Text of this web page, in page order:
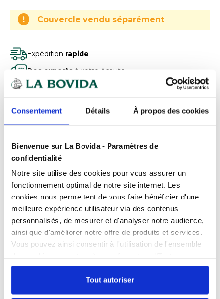
Consentement Détails À propos des cookies
Bienvenue sur La Bovida - Paramètres de
confidentialité
Notre site utilise des cookies pour vous assurer un
fonctionnement optimal de notre site internet. Les
cookies nous permettent de vous faire bénéficier d'une
meilleure expérience utilisateur via des contenus
personnalisés, de mesurer et d'analyser notre audience,
ainsi que d'améliorer notre offre de produits et services.
Vous pouvez ainsi consentir à l'utilisation de l'ensemble
autoriser". Cependant, si vous ne souhaitez autoriser que
certains types de cookies, veuillez cliquer sur
"Personnaliser mes choix".
Tout autoriser
Couvercle vendu séparément
Expédition rapide
Des experts à votre écoute
Paiement100% sécurisé
Présentation
Bac copolyester Camview GN 1/1 6,5 cm
Stocker, transporter et servir, le tout dans un même
bac.
Les bacs gastronormes CamView sont sans BPA,
transparents et résistent aux tâches.
Ils disposent de graduations permettant une
gestion facile des stocks.
Le rebord uniforme de 1,27 cm assure un placement
aisé des bacs sur les tables de préparation et les
Caractéristiques
0% BPA oui
Compatibilité Congélateur
Contenance 8.5 l
oui
Produits complémentaires
Couvercle copolyester
pour bac Camview GN
Référence : 0109203735
Égouttoir pour
Livraison sous
FPP_0109453075.PDF